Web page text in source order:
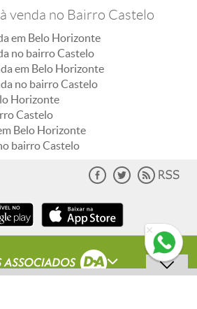
venda no Bairro Castelo
em Belo Horizonte
no bairro Castelo
em Belo Horizonte
no bairro Castelo
Horizonte
Castelo
Belo Horizonte
bairro Castelo